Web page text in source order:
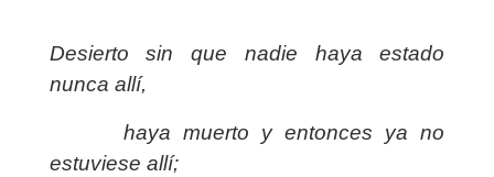
Desierto sin que nadie haya estado
nunca allí,
haya muerto y entonces ya no
estuviese allí;